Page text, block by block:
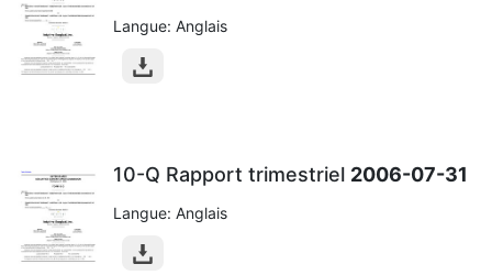
Langue: Anglais
10-Q Rapport trimestriel 2006-07-31
Langue: Anglais